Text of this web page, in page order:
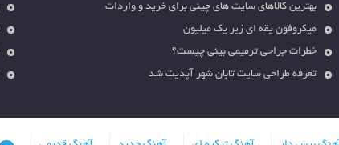
بهترین کالاهای سایت های چینی برای خرید و واردات
میکروفون یقه ای زیر یک میلیون
خطرات جراحی ترمیمی بینی چیست؟
تعرفه طراحی سایت تابان شهر آپدیت شد